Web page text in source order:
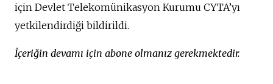
için Devlet Telekomünikasyon Kurumu CYTA’yı
yetkilendirdiği bildirildi.
İçeriğin devamı için abone olmanız gerekmektedir.